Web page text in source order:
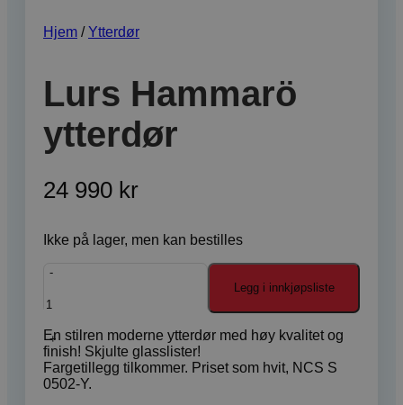
Hjem / Ytterdør
Lurs Hammarö
ytterdør
24 990 kr
Ikke på lager, men kan bestilles
Legg i innkjøpsliste
En stilren moderne ytterdør med høy kvalitet og
finish! Skjulte glasslister!
Fargetillegg tilkommer. Priset som hvit, NCS S
0502-Y.